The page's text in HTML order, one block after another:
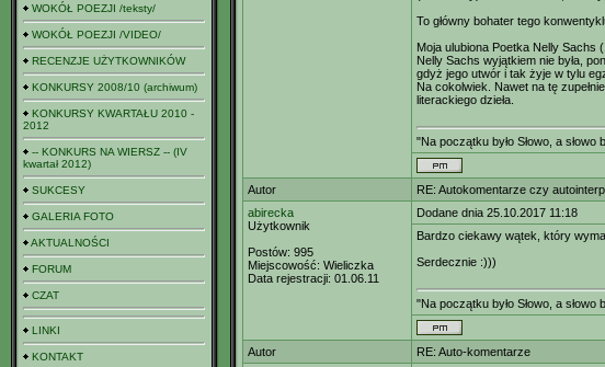
WOKÓŁ POEZJI /teksty/
WOKÓŁ POEZJI /VIDEO/
RECENZJE UŻYTKOWNIKÓW
KONKURSY 2008/10 (archiwum)
KONKURSY KWARTAŁU 2010 -
2012
-- KONKURS NA WIERSZ -- (IV
kwartał 2012)
SUKCESY
GALERIA FOTO
AKTUALNOŚCI
FORUM
CZAT
LINKI
KONTAKT
To główny bohater tego
Moja ulubiona Poetka Nelly Sachs
Nelly Sachs wyjątkiem nie była,
gdyż jego utwór i tak żyje w tylu
Na cokolwiek. Nawet na tę
literackiego dzieła.
"Na początku było Słowo, a słowo
Autor
RE: Autokomentarze czy
abirecka
Użytkownik
Postów: 995
Miejscowość: Wieliczka
Data rejestracji: 01.06.11
Dodane dnia 25.10.2017 11:18
Bardzo ciekawy wątek, który
Serdecznie :)))
"Na początku było Słowo, a słowo
Autor
RE: Auto-komentarze